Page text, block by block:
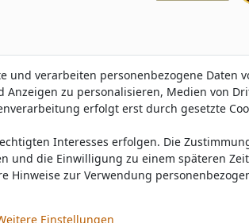
5.00/5.00 mit319.175Bewertungen |
und verarbeiten personenbezogene Daten
Anzeigen zu personalisieren, Medien von
erfolgt erst durch gesetzte
Interesses erfolgen. Die
und die Einwilligung zu einem späteren
Hinweise zur Verwendung
Einstellungen
und verarbeiten personenbezogene Daten
Anzeigen zu personalisieren, Medien von
erfolgt erst durch gesetzte
Interesses erfolgen. Die
und die Einwilligung zu einem späteren
Hinweise zur Verwendung
Einstellungen